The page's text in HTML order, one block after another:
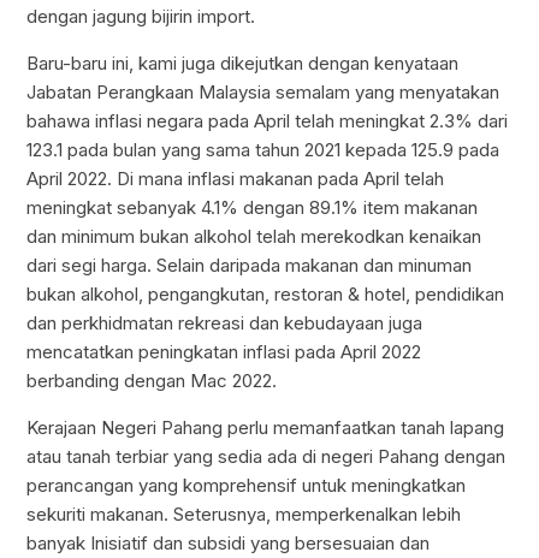
dengan jagung bijirin import.
Baru-baru ini, kami juga dikejutkan dengan kenyataan
Jabatan Perangkaan Malaysia semalam yang menyatakan
bahawa inflasi negara pada April telah meningkat 2.3% dari
123.1 pada bulan yang sama tahun 2021 kepada 125.9 pada
April 2022. Di mana inflasi makanan pada April telah
meningkat sebanyak 4.1% dengan 89.1% item makanan
dan minimum bukan alkohol telah merekodkan kenaikan
dari segi harga. Selain daripada makanan dan minuman
bukan alkohol, pengangkutan, restoran & hotel, pendidikan
dan perkhidmatan rekreasi dan kebudayaan juga
mencatatkan peningkatan inflasi pada April 2022
berbanding dengan Mac 2022.
Kerajaan Negeri Pahang perlu memanfaatkan tanah lapang
atau tanah terbiar yang sedia ada di negeri Pahang dengan
perancangan yang komprehensif untuk meningkatkan
sekuriti makanan. Seterusnya, memperkenalkan lebih
banyak Inisiatif dan subsidi yang bersesuaian dan